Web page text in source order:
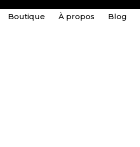
Boutique À propos Blog